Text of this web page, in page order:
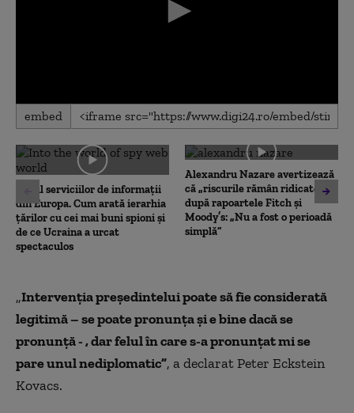
0
seconds
0
seconds
embed
Topul serviciilor de informații
din Europa. Cum arată ierarhia
țărilor cu cei mai buni spioni și
de ce Ucraina a urcat
spectaculos
Alexandru Nazare avertizează
că „riscurile rămân ridicate”
după rapoartele Fitch și
Moody’s: „Nu a fost o perioadă
simplă”
„Intervenția președintelui poate să fie considerată
legitimă – se poate pronunța și e bine dacă se
pronunță - , dar felul în care s-a pronunțat mi se
pare unul nediplomatic”, a declarat Peter Eckstein
Kovacs.